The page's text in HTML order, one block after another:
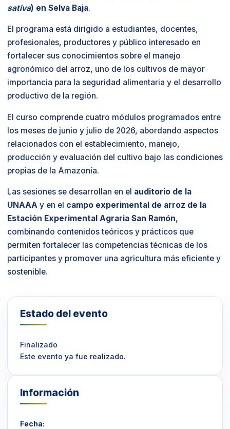
sativa) en Selva Baja.
El programa está dirigido a estudiantes, docentes,
profesionales, productores y público interesado en
fortalecer sus conocimientos sobre el manejo
agronómico del arroz, uno de los cultivos de mayor
importancia para la seguridad alimentaria y el desarrollo
productivo de la región.
El curso comprende cuatro módulos programados entre
los meses de junio y julio de 2026, abordando aspectos
relacionados con el establecimiento, manejo,
producción y evaluación del cultivo bajo las condiciones
propias de la Amazonía.
Las sesiones se desarrollan en el auditorio de la
UNAAA y en el campo experimental de arroz de la
Estación Experimental Agraria San Ramón,
combinando contenidos teóricos y prácticos que
permiten fortalecer las competencias técnicas de los
participantes y promover una agricultura más eficiente y
sostenible.
Estado del evento
Finalizado
Este evento ya fue realizado.
Información
Fecha: